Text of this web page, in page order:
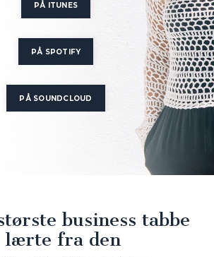
PÅ ITUNES
PÅ SPOTIFY
PÅ SOUNDCLOUD
business tabbe
lærte fra den